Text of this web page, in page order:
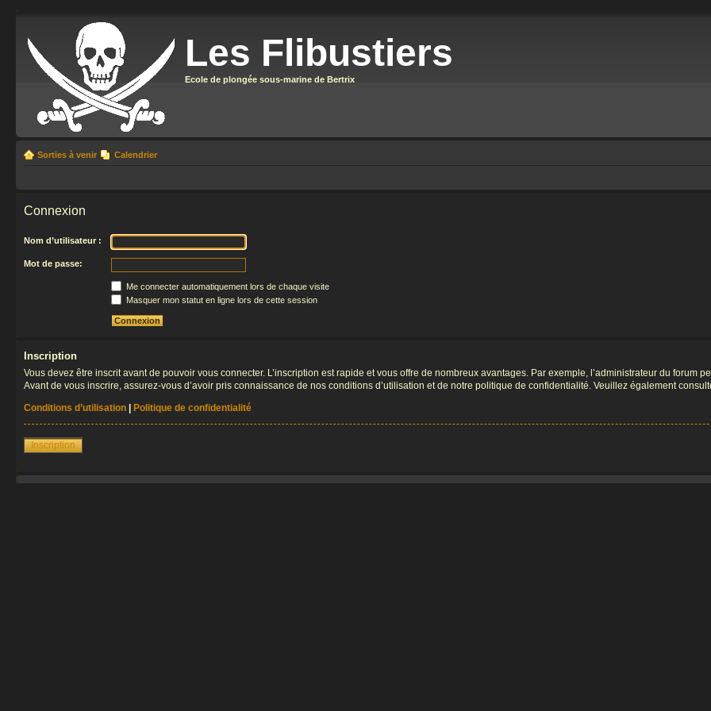
Les Flibustiers
Ecole de plongée sous-marine de Bertrix
Sorties à venir Calendrier
Connexion
Nom d’utilisateur :
Mot de passe:
Me connecter automatiquement lors de chaque visite
Masquer mon statut en ligne lors de cette session
Inscription
Vous devez être inscrit avant de pouvoir vous connecter. L’inscription est rapide et vous offre de nombreux avantages. Par exemple, l’administrateur du forum
Avant de vous inscrire, assurez-vous d’avoir pris connaissance de nos conditions d’utilisation et de notre politique de confidentialité. Veuillez également
Conditions d’utilisation
Politique de confidentialité
Inscription